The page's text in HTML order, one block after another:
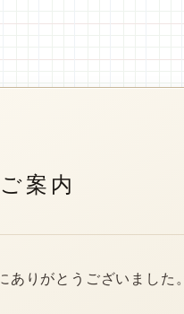
案内
りがとうございました。